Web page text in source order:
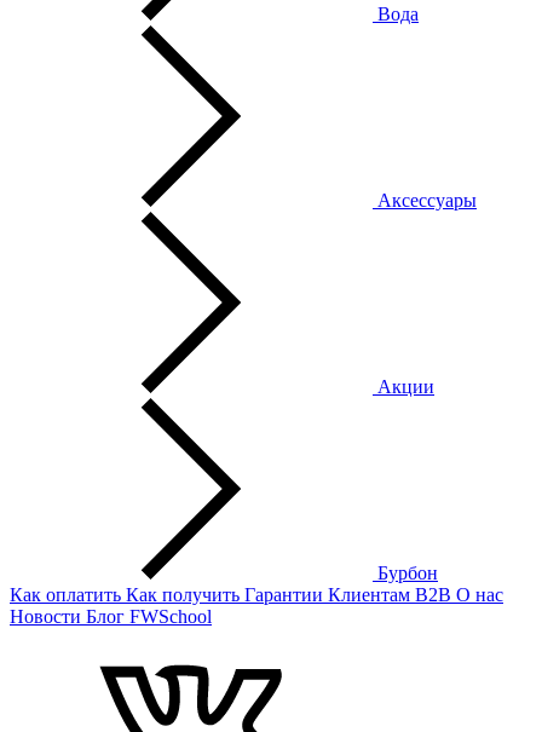
Вода
Аксессуары
Акции
Бурбон
Как оплатить Как получить Гарантии Клиентам B2B О нас
Новости Блог FWSchool